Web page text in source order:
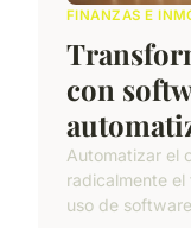
FINANZAS E
con
Automatizar el
radicalmente el
uso de